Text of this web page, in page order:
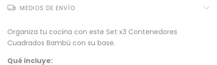
MEDIOS DE ENVÍO
Organiza tu cocina con este Set x3 Contenedores
Cuadrados Bambú con su base.
Qué incluye: